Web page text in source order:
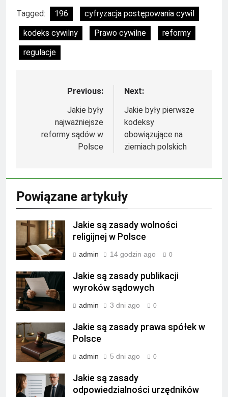
Tagged: 196
cyfryzacja postępowania cywil
kodeks cywilny
Prawo cywilne
reformy
regulacje
NawigacjaPrevious:
Jakie były
najważniejsze
reformy sądów w
Polsce
Next:
Jakie były pierwsze
kodeksy
obowiązujące na
ziemiach polskich
Powiązane artykuły
Jakie są zasady wolności
religijnej w Polsce
admin 14 godzin ago 0
Jakie są zasady publikacji
wyroków sądowych
admin 3 dni ago 0
Jakie są zasady prawa spółek w
Polsce
admin 5 dni ago 0
Jakie są zasady
odpowiedzialności urzędników